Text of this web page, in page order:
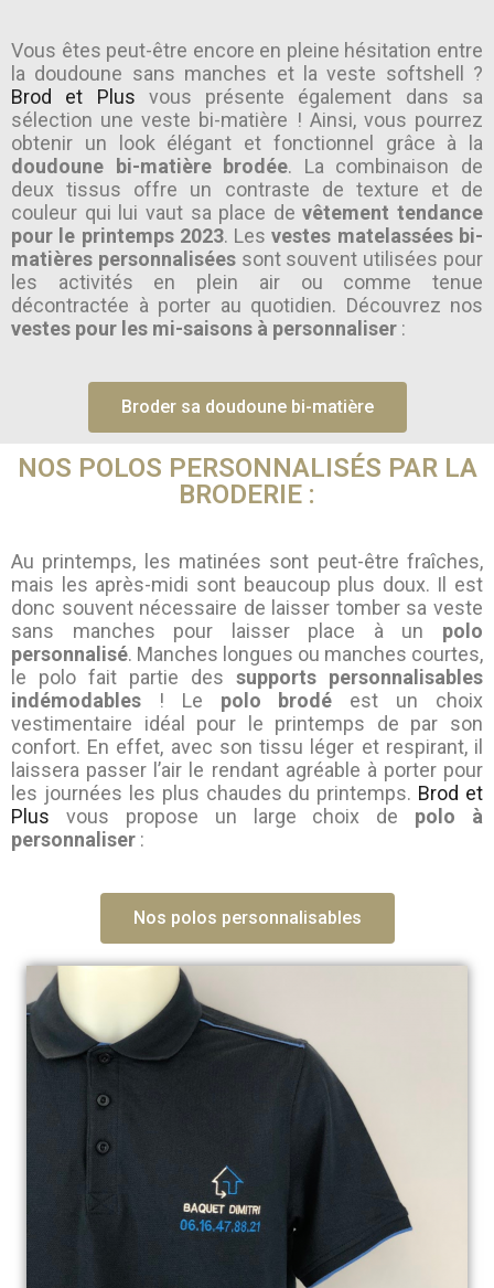
Vous êtes peut-être encore en pleine hésitation entre
la doudoune sans manches et la veste softshell ?
Brod et Plus vous présente également dans sa
sélection une veste bi-matière ! Ainsi, vous pourrez
obtenir un look élégant et fonctionnel grâce à la
doudoune bi-matière brodée. La combinaison de
deux tissus offre un contraste de texture et de
couleur qui lui vaut sa place devêtement tendance
pour le printemps 2023. Lesvestes matelassées bi-
matières personnaliséessont souvent utilisées pour
les activités en plein air ou comme tenue
décontractée à porter au quotidien. Découvrez nos
vestes pour les mi-saisons à personnaliser :
Broder sa doudoune bi-matière
NOS POLOS PERSONNALISÉS PAR LA
BRODERIE :
Au printemps, les matinées sont peut-être fraîches,
mais les après-midi sont beaucoup plus doux. Il est
donc souvent nécessaire de laisser tomber sa veste
sans manches pour laisser place à un polo
personnalisé. Manches longues ou manches courtes,
le polo fait partie des supports personnalisables
indémodables ! Le polo brodé est un choix
vestimentaire idéal pour le printemps de par son
confort. En effet, avec son tissu léger et respirant, il
laissera passer l’air le rendant agréable à porter pour
les journées les plus chaudes du printemps. Brod et
Plus vous propose un large choix de polo à
personnaliser :
Nos polos personnalisables